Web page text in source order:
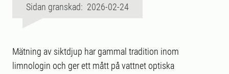
Sidan granskad: 2026-02-24
Mätning av siktdjup har gammal tradition inom
limnologin och ger ett mått på vattnet optiska